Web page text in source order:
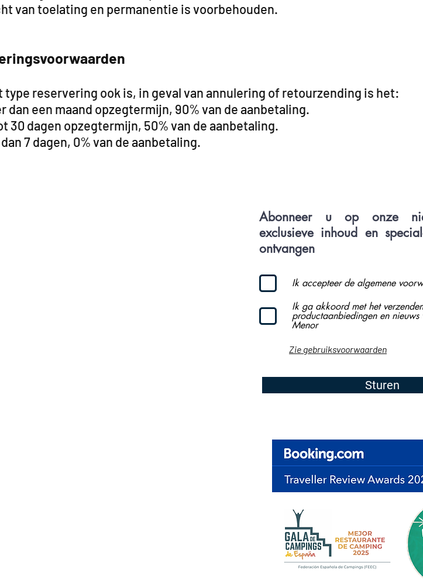
van toelating en permanentie is voorbehouden.
type reservering ook is, in geval van annulering of retourzending is het:
dan een maand opzegtermijn, 90% van de aanbetaling.
30 dagen opzegtermijn, 50% van de aanbetaling.
7 dagen, 0% van de aanbetaling.
Abonneer u op onze
exclusieve inhoud en
ontvangen
Ik accepteer de algemene
Ik ga akkoord met het
productaanbiedingen en
Menor
Zie gebruiksvoorwaarden
Sturen